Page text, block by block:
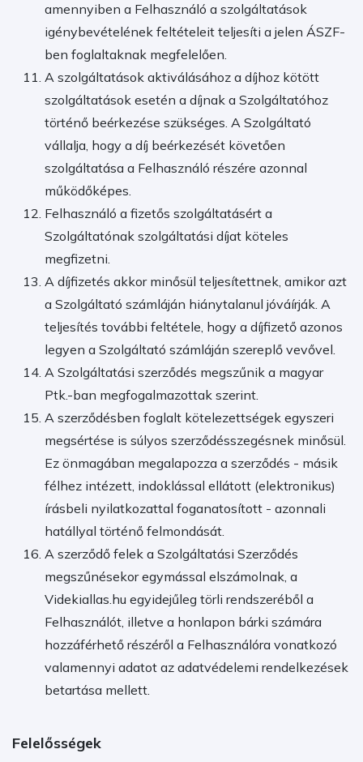
amennyiben a Felhasználó a szolgáltatások
igénybevételének feltételeit teljesíti a jelen ÁSZF-
ben foglaltaknak megfelelően.
A szolgáltatások aktiválásához a díjhoz kötött
szolgáltatások esetén a díjnak a Szolgáltatóhoz
történő beérkezése szükséges. A Szolgáltató
vállalja, hogy a díj beérkezését követően
szolgáltatása a Felhasználó részére azonnal
működőképes.
Felhasználó a fizetős szolgáltatásért a
Szolgáltatónak szolgáltatási díjat köteles
megfizetni.
A díjfizetés akkor minősül teljesítettnek, amikor azt
a Szolgáltató számláján hiánytalanul jóváírják. A
teljesítés további feltétele, hogy a díjfizető azonos
legyen a Szolgáltató számláján szereplő vevővel.
A Szolgáltatási szerződés megszűnik a magyar
Ptk.-ban megfogalmazottak szerint.
A szerződésben foglalt kötelezettségek egyszeri
megsértése is súlyos szerződésszegésnek minősül.
Ez önmagában megalapozza a szerződés - másik
félhez intézett, indoklással ellátott (elektronikus)
írásbeli nyilatkozattal foganatosított - azonnali
hatállyal történő felmondását.
A szerződő felek a Szolgáltatási Szerződés
megszűnésekor egymással elszámolnak, a
Videkiallas.hu egyidejűleg törli rendszeréből a
Felhasználót, illetve a honlapon bárki számára
hozzáférhető részéről a Felhasználóra vonatkozó
valamennyi adatot az adatvédelemi rendelkezések
betartása mellett.
Felelősségek